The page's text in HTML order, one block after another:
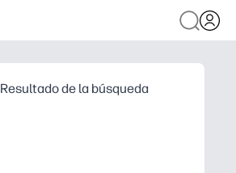
Resultado de la búsqueda